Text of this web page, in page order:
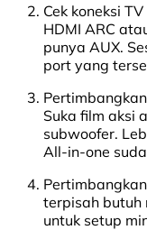
Cek koneksi
HDMI ARC
punya AUX.
port yang
Suka film aksi
subwoofer.
All-in-one
terpisah butuh
untuk setup